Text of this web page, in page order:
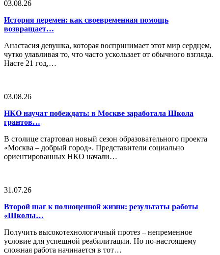
03.08.26
История перемен: как своевременная помощь
возвращает…
Анастасия девушка, которая воспринимает этот мир сердцем,
чутко улавливая то, что часто ускользает от обычного взгляда.
Насте 21 год,…
03.08.26
НКО научат побеждать: в Москве заработала Школа
грантов…
В столице стартовал новый сезон образовательного проекта
«Москва – добрый город». Представители социально
ориентированных НКО начали…
31.07.26
Второй шаг к полноценной жизни: результаты работы
«Школы…
Получить высокотехнологичный протез – непременное
условие для успешной реабилитации. Но по-настоящему
сложная работа начинается в тот…